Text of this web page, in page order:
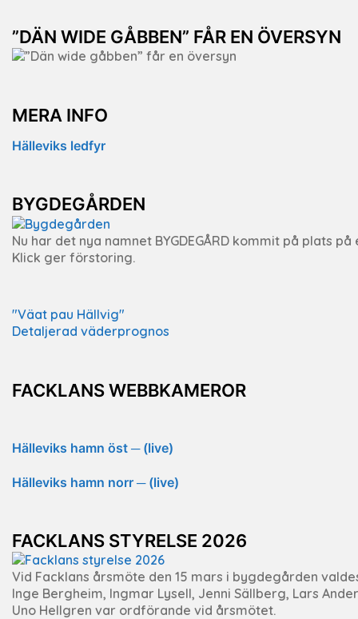
”DÄN WIDE GÅBBEN” FÅR EN ÖVERSYN
MERA INFO
Hälleviks ledfyr
BYGDEGÅRDEN
Nu har det nya namnet BYGDEGÅRD kommit på plats
Klick ger förstoring.
"Väat pau Hällvig"
Detaljerad väderprognos
FACKLANS WEBBKAMEROR
Hälleviks hamn öst ─ (live)
Hälleviks hamn norr ─ (live)
FACKLANS STYRELSE 2026
Vid Facklans årsmöte den 15 mars i bygdegården
Inge Bergheim, Ingmar Lysell, Jenni Sällberg, Lars
Uno Hellgren var ordförande vid årsmötet.